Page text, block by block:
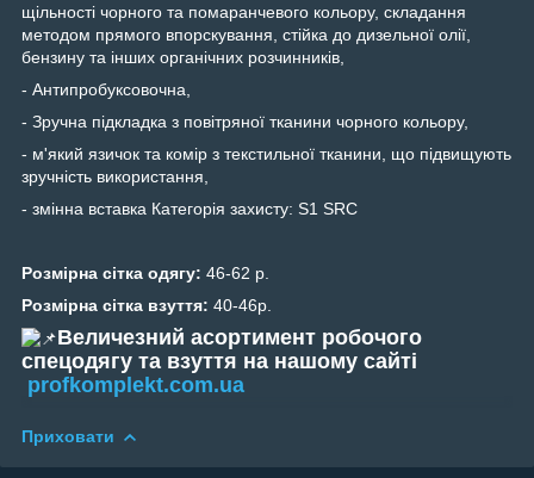
щільності чорного та помаранчевого кольору, складання
методом прямого впорскування, стійка до дизельної олії,
бензину та інших органічних розчинників,
- Антипробуксовочна,
- Зручна підкладка з повітряної тканини чорного кольору,
- м'який язичок та комір з текстильної тканини, що підвищують
зручність використання,
- змінна вставка Категорія захисту: S1 SRC
Розмірна сітка одягу: 46-62 р.
Розмірна сітка взуття: 40-46р.
Величезний асортимент робочого
спецодягу та взуття на нашому сайті
profkomplekt.com.ua
Приховати